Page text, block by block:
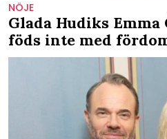
NÖJE
Glada Hudiks
föds inte med